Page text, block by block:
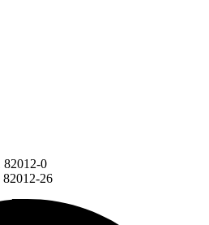
82012-0
26